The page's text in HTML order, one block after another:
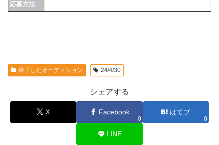
応募方法
終了したオーディション 24/4/30
シェアする
X Facebook
0
はてブ
0
LINE